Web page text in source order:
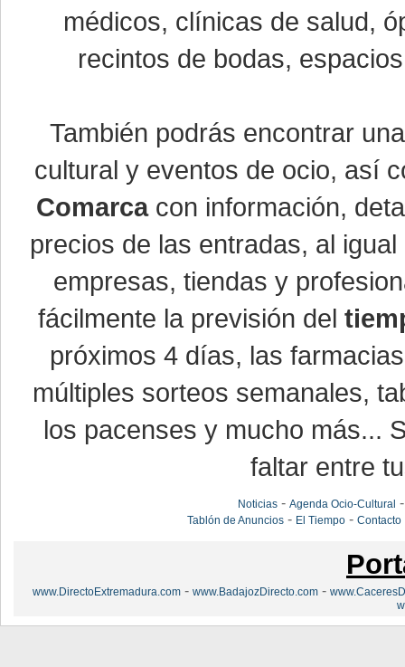
médicos, clínicas de salud,
recintos de bodas,
También podrás encontrar
cultural y eventos de ocio, así
Comarcacon información,
precios de las entradas, al
empresas, tiendas y
fácilmente la previsión del
próximos 4 días, las
múltiples sorteos semanales,
los pacenses y mucho más...
faltar entre
Noticias -Agenda Ocio-Cultural
Tablón de Anuncios - El Tiempo -Contacto
www.DirectoExtremadura.com - www.BadajozDirecto.com -